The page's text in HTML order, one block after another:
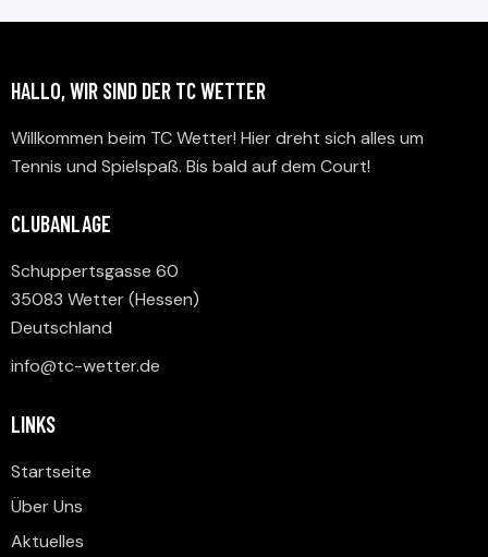
HALLO, WIR SIND DER TC WETTER
Willkommen beim TC Wetter! Hier dreht sich alles um
Tennis und Spielspaß. Bis bald auf dem Court!
CLUBANLAGE
Schuppertsgasse 60
35083 Wetter (Hessen)
Deutschland
info@tc-wetter.de
LINKS
Startseite
Über Uns
Aktuelles